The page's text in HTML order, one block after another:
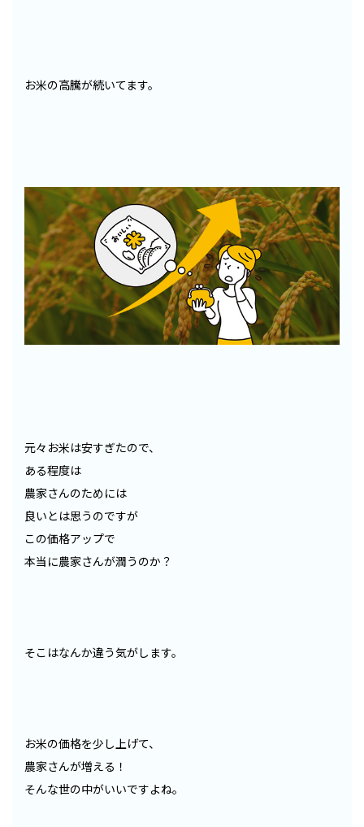
お米の高騰が続いてます。
元々お米は安すぎたので、
ある程度は
農家さんのためには
良いとは思うのですが
この価格アップで
本当に農家さんが潤うのか？
そこはなんか違う気がします。
お米の価格を少し上げて、
農家さんが増える！
そんな世の中がいいですよね。